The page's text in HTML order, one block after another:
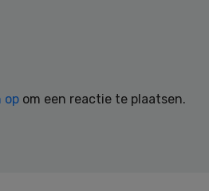
op om een reactie te plaatsen.